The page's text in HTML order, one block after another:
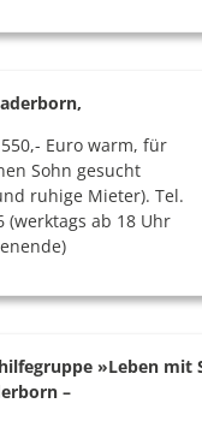
Euro warm, für
Sohn gesucht
ruhige Mieter). Tel.
(werktags ab 18 Uhr
»Leben mit
–